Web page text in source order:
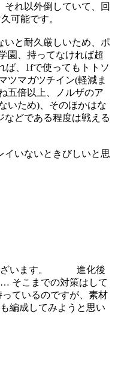
れ以外倒していて、回
可能です。
いと耐久厳しいため、ポ
園、持ってなければ超
ば、1fで使ってもトトソ
ツマガツチイン(軽減ま
五倍以上、ノルザのア
いため)、そのほかはな
などである程度は戦える
イいないときびしいと思
ございます。 進化後
そこまでの対策はして
ているのですが、素材
編成してみようと思い